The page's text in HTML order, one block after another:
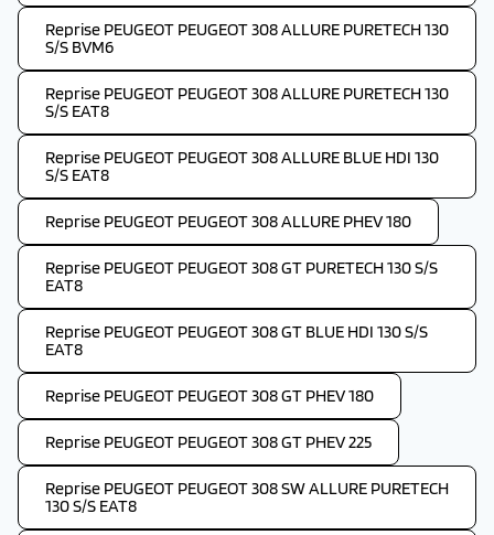
Reprise PEUGEOT PEUGEOT 308 ALLURE PURETECH 130
S/S BVM6
Reprise PEUGEOT PEUGEOT 308 ALLURE PURETECH 130
S/S EAT8
Reprise PEUGEOT PEUGEOT 308 ALLURE BLUE HDI 130
S/S EAT8
Reprise PEUGEOT PEUGEOT 308 ALLURE PHEV 180
Reprise PEUGEOT PEUGEOT 308 GT PURETECH 130 S/S
EAT8
Reprise PEUGEOT PEUGEOT 308 GT BLUE HDI 130 S/S
EAT8
Reprise PEUGEOT PEUGEOT 308 GT PHEV 180
Reprise PEUGEOT PEUGEOT 308 GT PHEV 225
Reprise PEUGEOT PEUGEOT 308 SW ALLURE PURETECH
130 S/S EAT8